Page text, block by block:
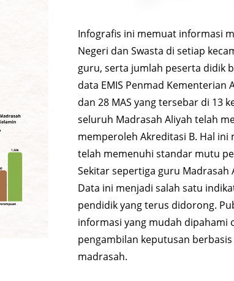
Infografis ini memuat informasi
Negeri dan Swasta di setiap
guru, serta jumlah peserta didik
data EMIS Penmad Kementerian
dan 28 MAS yang tersebar di 13
seluruh Madrasah Aliyah telah
memperoleh Akreditasi B. Hal ini
telah memenuhi standar mutu
Sekitar sepertiga guru
Data ini menjadi salah satu
pendidik yang terus didorong.
informasi yang mudah dipahami
pengambilan keputusan
madrasah.